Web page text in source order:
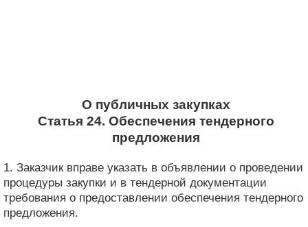
О публичных закупках
Статья 24. Обеспечения тендерного
предложения
1. Заказчик вправе указать в объявлении о проведении
процедуры закупки и в тендерной документации
требования о предоставлении обеспечения тендерного
предложения.